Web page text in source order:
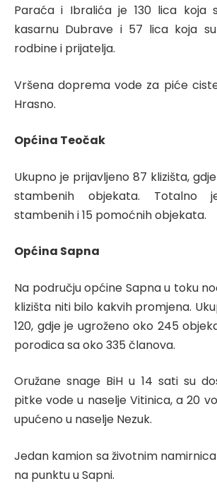
Paraća i Ibralića je 130 lica koja
kasarnu Dubrave i 57 lica koja
rodbine i prijatelja.
Vršena doprema vode za piće
Hrasno.
Općina Teočak
Ukupno je prijavljeno 87 klizišta,
stambenih objekata. Totalno
stambenih i 15 pomoćnih objekata.
Općina Sapna
Na području općine Sapna u toku
klizišta niti bilo kakvih promjena.
120, gdje je ugroženo oko 245
porodica sa oko 335 članova.
Oružane snage BiH u 14 sati su
pitke vode u naselje Vitinica, a 20
upućeno u naselje Nezuk.
Jedan kamion sa životnim
na punktu u Sapni.